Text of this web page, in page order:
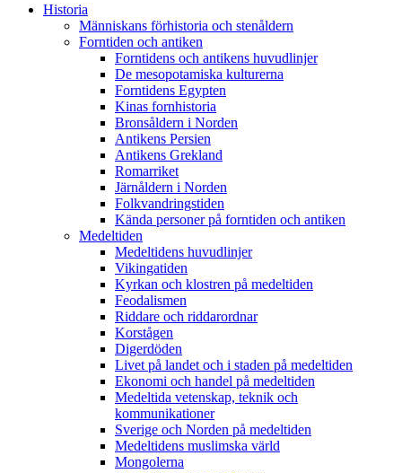
Historia
Människans förhistoria och stenåldern
Forntiden och antiken
Forntidens och antikens huvudlinjer
De mesopotamiska kulturerna
Forntidens Egypten
Kinas fornhistoria
Bronsåldern i Norden
Antikens Persien
Antikens Grekland
Romarriket
Järnåldern i Norden
Folkvandringstiden
Kända personer på forntiden och antiken
Medeltiden
Medeltidens huvudlinjer
Vikingatiden
Kyrkan och klostren på medeltiden
Feodalismen
Riddare och riddarordnar
Korstågen
Digerdöden
Livet på landet och i staden på medeltiden
Ekonomi och handel på medeltiden
Medeltida vetenskap, teknik och
kommunikationer
Sverige och Norden på medeltiden
Medeltidens muslimska värld
Mongolerna